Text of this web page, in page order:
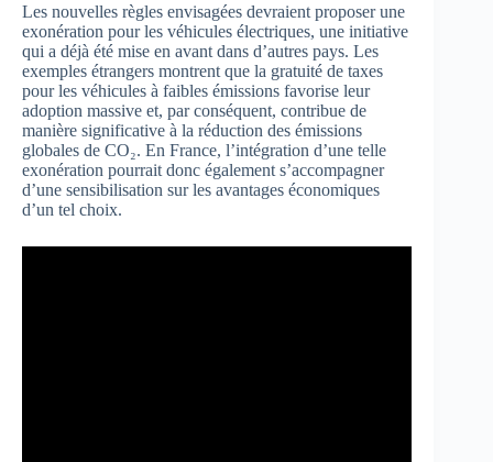
Les nouvelles règles envisagées devraient proposer une
exonération pour les véhicules électriques, une initiative
qui a déjà été mise en avant dans d’autres pays. Les
exemples étrangers montrent que la gratuité de taxes
pour les véhicules à faibles émissions favorise leur
adoption massive et, par conséquent, contribue de
manière significative à la réduction des émissions
globales de CO₂. En France, l’intégration d’une telle
exonération pourrait donc également s’accompagner
d’une sensibilisation sur les avantages économiques
d’un tel choix.